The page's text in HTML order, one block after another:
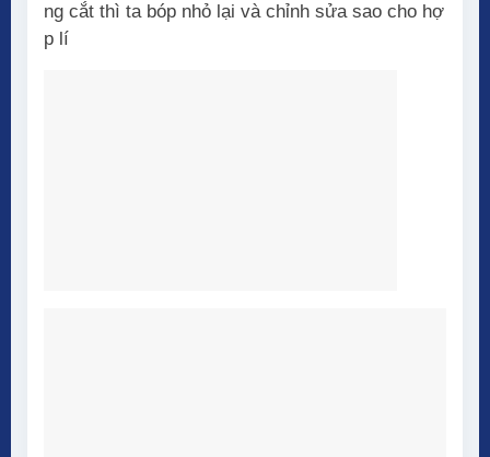
ng cắt thì ta bóp nhỏ lại và chỉnh sửa sao cho hợ
p lí